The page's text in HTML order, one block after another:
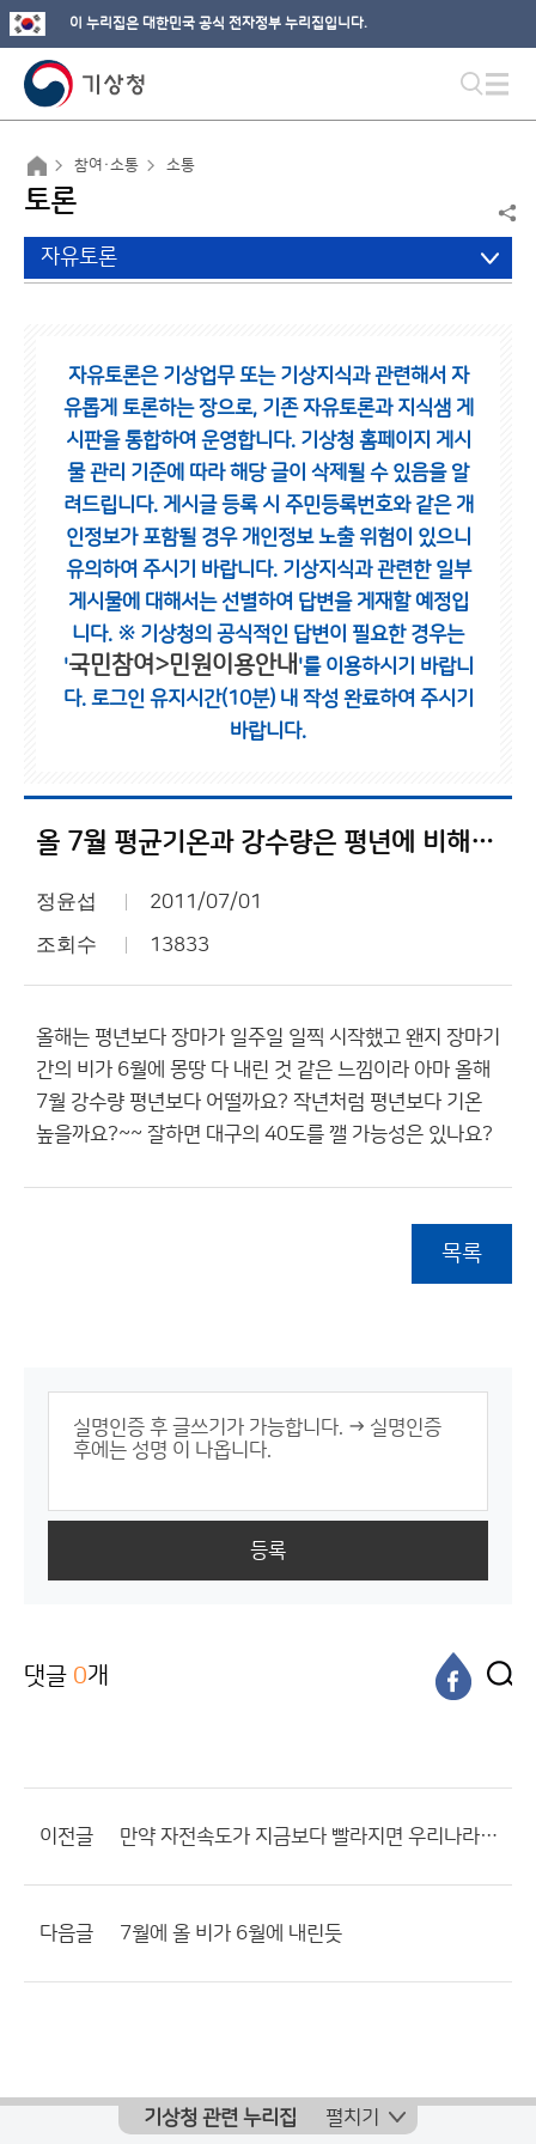
이 누리집은 대한민국 공식 전자정부 누리집입니다.
참여·소통 소통
토론
자유토론
자유토론은 기상업무 또는 기상지식과 관련해서 자
유롭게 토론하는 장으로, 기존 자유토론과 지식샘 게
시판을 통합하여 운영합니다. 기상청 홈페이지 게시
물 관리 기준에 따라 해당 글이 삭제될 수 있음을 알
려드립니다. 게시글 등록 시 주민등록번호와 같은 개
인정보가 포함될 경우 개인정보 노출 위험이 있으니
유의하여 주시기 바랍니다. 기상지식과 관련한 일부
게시물에 대해서는 선별하여 답변을 게재할 예정입
니다. ※ 기상청의 공식적인 답변이 필요한 경우는
'국민참여>민원이용안내 '를 이용하시기 바랍니
다. 로그인 유지시간(10분) 내 작성 완료하여 주시기
바랍니다.
올 7월 평균기온과 강수량은 평년에 비해 어떨 거라고 생각하나요?
정윤섭 2011/07/01
조회수 13833
올해는 평년보다 장마가 일주일 일찍 시작했고 왠지 장마기
간의 비가 6월에 몽땅 다 내린 것 같은 느낌이라 아마 올해
7월 강수량 평년보다 어떨까요? 작년처럼 평년보다 기온
높을까요?~~ 잘하면 대구의 40도를 깰 가능성은 있나요?
목록
등록
댓글 0개
이전글 만약 자전속도가 지금보다 빨라지면 우리나라 기후는 어떻게 변할까요?
다음글 7월에 올 비가 6월에 내린듯
기상청 관련 누리집 펼치기